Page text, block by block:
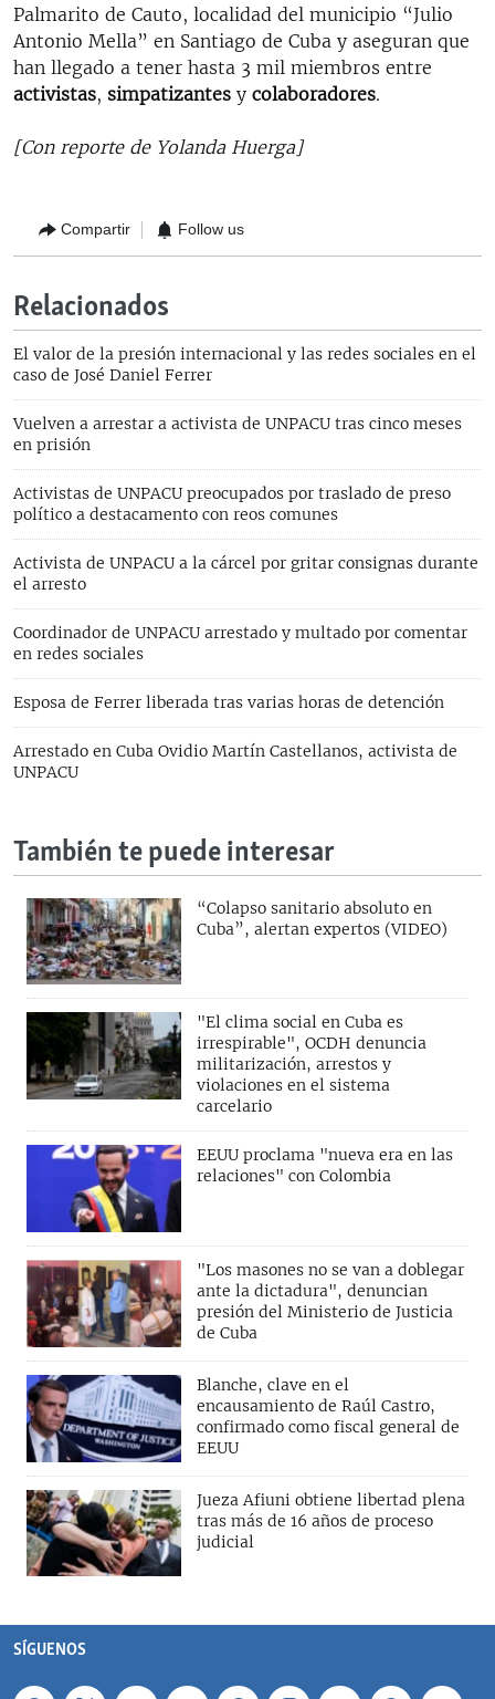
Palmarito de Cauto, localidad del municipio “Julio
Antonio Mella” en Santiago de Cuba y aseguran que
han llegado a tener hasta 3 mil miembros entre
activistas, simpatizantes y colaboradores.
[Con reporte de Yolanda Huerga]
Compartir Follow us
Relacionados
El valor de la presión internacional y las redes sociales en el
caso de José Daniel Ferrer
Vuelven a arrestar a activista de UNPACU tras cinco meses
en prisión
Activistas de UNPACU preocupados por traslado de preso
político a destacamento con reos comunes
Activista de UNPACU a la cárcel por gritar consignas durante
el arresto
Coordinador de UNPACU arrestado y multado por comentar
en redes sociales
Esposa de Ferrer liberada tras varias horas de detención
Arrestado en Cuba Ovidio Martín Castellanos, activista de
UNPACU
También te puede interesar
“Colapso sanitario absoluto en
Cuba”, alertan expertos (VIDEO)
"El clima social en Cuba es
irrespirable", OCDH denuncia
militarización, arrestos y
violaciones en el sistema
carcelario
EEUU proclama "nueva era en las
relaciones" con Colombia
"Los masones no se van a doblegar
ante la dictadura", denuncian
presión del Ministerio de Justicia
de Cuba
Blanche, clave en el
encausamiento de Raúl Castro,
confirmado como fiscal general de
EEUU
Jueza Afiuni obtiene libertad plena
tras más de 16 años de proceso
judicial
SÍGUENOS